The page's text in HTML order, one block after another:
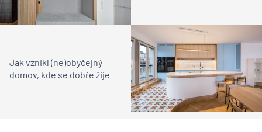
Jak vznikl (ne)obyčejný
domov, kde se dobře žije